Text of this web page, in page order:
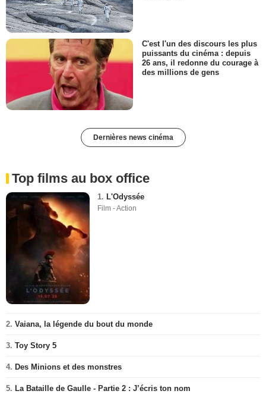
C'est l'un des discours les plus
puissants du cinéma : depuis
26 ans, il redonne du courage à
des millions de gens
Dernières news cinéma
Top films au box office
1. L'Odyssée
Film - Action
2. Vaiana, la légende du bout du monde
3. Toy Story 5
4. Des Minions et des monstres
5. La Bataille de Gaulle - Partie 2 : J’écris ton nom